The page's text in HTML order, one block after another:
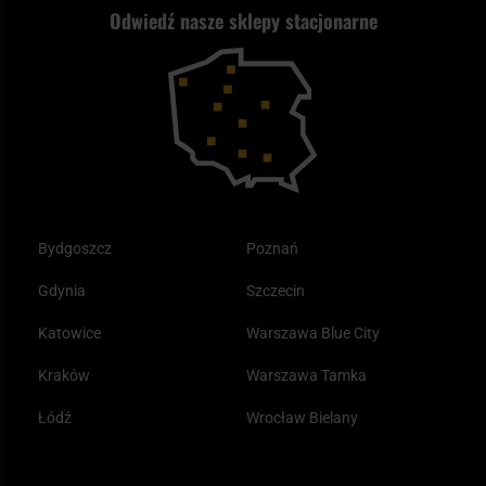
Reklamacje i gwarancja
Odwiedź nasze sklepy stacjonarne
Bydgoszcz
Gdynia
Katowice
Kraków
Łódź
Poznań
Szczecin
Warszawa Blue City
Warszawa Tamka
Wrocław Bielany
Kupony i kody rabatowe
Plecak ewakuacyjny preppersa
Samoobrona